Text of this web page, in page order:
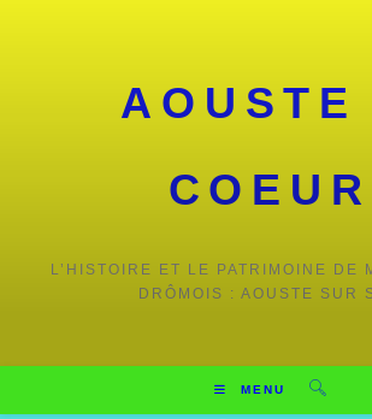
AOUSTE
COEUR
L’HISTOIRE ET LE PATRIMOINE DE
DRÔMOIS : AOUSTE SUR
MENU